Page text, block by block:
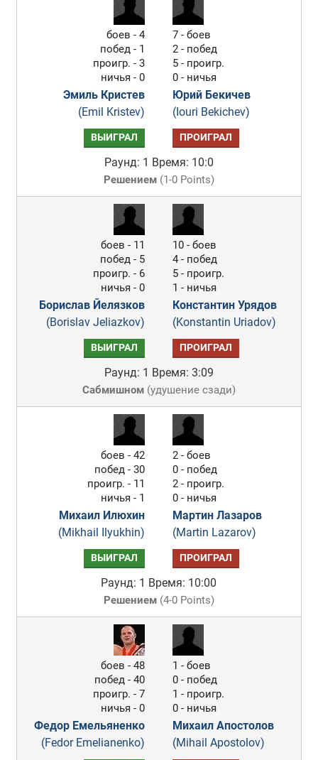
боев - 4
побед - 1
проигр. - 3
ничья - 0
Эмиль Кристев
(Emil Kristev)
7 - боев
2 - побед
5 - проигр.
0 - ничья
Юрий Бекичев
(Iouri Bekichev)
ВЫИГРАЛ ПРОИГРАЛ
Раунд: 1 Время: 10:0
Решением(1-0 Points)
боев - 11
побед - 5
проигр. - 6
ничья - 0
Борислав Йелязков
(Borislav Jeliazkov)
10 - боев
4 - побед
5 - проигр.
1 - ничья
Константин Урядов
(Konstantin Uriadov)
ВЫИГРАЛ ПРОИГРАЛ
Раунд: 1 Время: 3:09
Сабмишном(удушение сзади)
боев - 42
побед - 30
проигр. - 11
ничья - 1
Михаил Илюхин
(Mikhail Ilyukhin)
2 - боев
0 - побед
2 - проигр.
0 - ничья
Мартин Лазаров
(Martin Lazarov)
ВЫИГРАЛ ПРОИГРАЛ
Раунд: 1 Время: 10:00
Решением(4-0 Points)
боев - 48
побед - 40
проигр. - 7
ничья - 0
Федор Емельяненко
(Fedor Emelianenko)
1 - боев
0 - побед
1 - проигр.
0 - ничья
Михаил Апостолов
(Mihail Apostolov)